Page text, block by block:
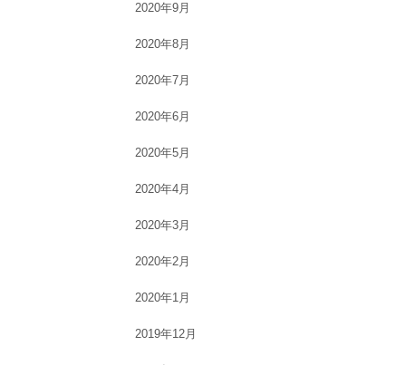
2020年9月
2020年8月
2020年7月
2020年6月
2020年5月
2020年4月
2020年3月
2020年2月
2020年1月
2019年12月